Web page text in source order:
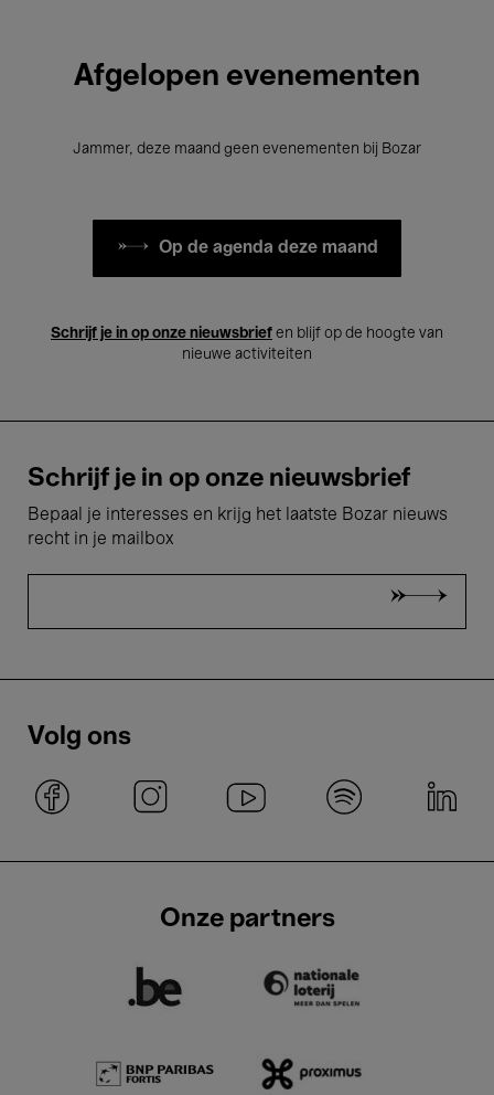
Afgelopen evenementen
Jammer, deze maand geen evenementen bij Bozar
Op de agenda deze maand
Schrijf je in op onze nieuwsbrief en blijf op de hoogte van
nieuwe activiteiten
Schrijf je in op onze nieuwsbrief
Bepaal je interesses en krijg het laatste Bozar nieuws
recht in je mailbox
Volg ons
Onze partners